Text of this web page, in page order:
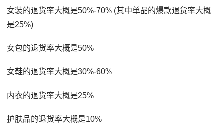
女装的退货率大概是50%-70% (其中单品的爆款退货率大概
是25%)
女包的退货率大概是50%
女鞋的退货率大概是30%-60%
内衣的退货率大概是25%
护肤品的退货率大概是10%